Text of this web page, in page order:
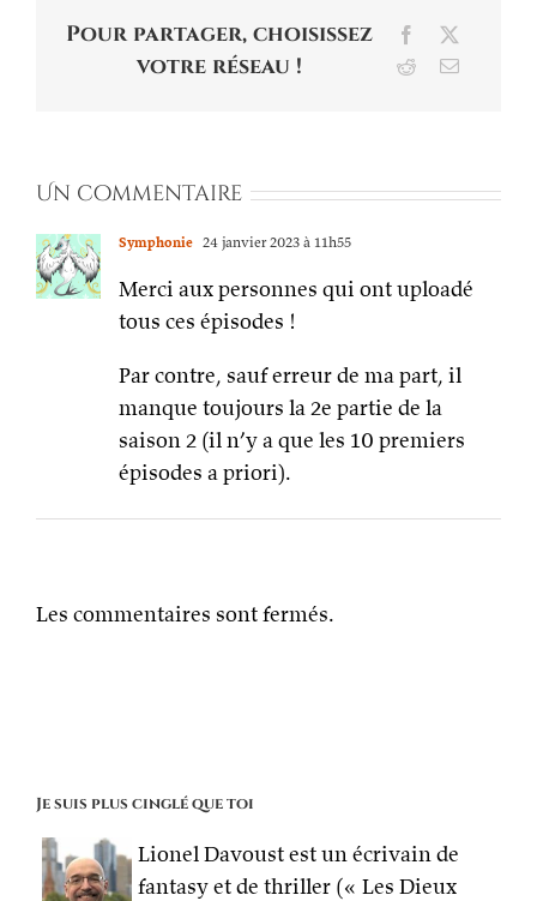
Pour partager, choisissez
votre réseau !
Facebook
RedditEmail
Un commentaire
Symphonie 24 janvier 2023 à 11h55
Merci aux personnes qui ont uploadé
tous ces épisodes !
Par contre, sauf erreur de ma part, il
manque toujours la 2e partie de la
saison 2 (il n’y a que les 10 premiers
épisodes a priori).
Les commentaires sont fermés.
Je suis plus cinglé que toi
Lionel Davoust est un écrivain de
fantasy et de thriller (« Les Dieux